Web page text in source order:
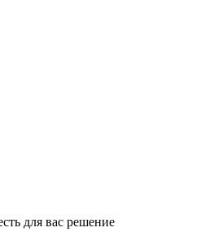
для вас решение